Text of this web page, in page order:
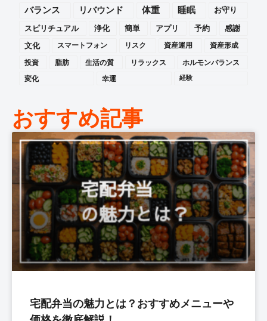
バランス
リバウンド 体重 睡眠
お守り
スピリチュアル
浄化 簡単 アプリ 予約
感謝
文化
スマートフォン リスク 資産運用
資産形成
投資
脂肪 生活の質 リラックス
ホルモンバランス
変化
幸運 経験
おすすめ記事
宅配弁当の魅力とは？おすすめメニューや